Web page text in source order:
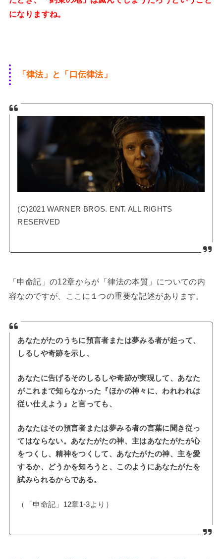
になりますね。
「律法」と「口伝律法」
(C)2021 WARNER BROS. ENT. ALL RIGHTS
RESERVED
「申命記」の12章からが「律法の本質」についての内
容なのですが、ここに１つの重要な記述があります。
あなたがたのうちに預言者または夢みる者が起って、
しるしや奇跡を示し、
あなたに告げるそのしるしや奇跡が実現して、あなた
がこれまで知らなかった『ほかの神々に、われわれは
従い仕えよう』と言っても、
あなたはその預言者または夢みる者の言葉に聞き従っ
てはならない。あなたがたの神、主はあなたがたが心
をつくし、精神をつくして、あなたがたの神、主を愛
するか、どうかを知ろうと、このようにあなたがたを
試みられるからである。
（「申命記」12章1-3より）